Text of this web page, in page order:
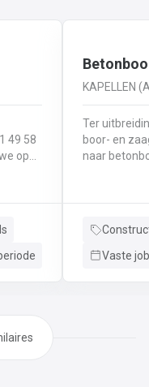
49 58
KAPELLEN
Ter
boor- en
naar betonboorders.
wanden en
wandzaag-
en
Vaste